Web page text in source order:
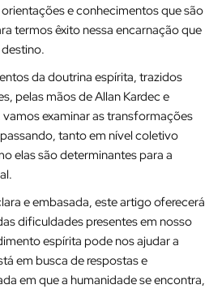
e conhecimentos que são
termos êxito nessa encarnação que
da doutrina espírita, trazidos
pelas mãos de Allan Kardec e
examinar as transformações
tanto em nível coletivo
elas são determinantes para a
e embasada, este artigo oferecerá
dificuldades presentes em nosso
espírita pode nos ajudar a
em busca de respostas e
em que a humanidade se encontra,